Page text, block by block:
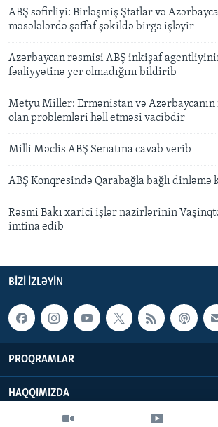
ABŞ səfirliyi: Birləşmiş Ştatlar və
məsələlərdə şəffaf şəkildə birgə işləyir
Azərbaycan rəsmisi ABŞ inkişaf
fəaliyyətinə yer olmadığını bildirib
Metyu Miller: Ermənistan və
olan problemləri həll etməsi vacibdir
Milli Məclis ABŞ Senatına cavab verib
ABŞ Konqresində Qarabağla bağlı
Rəsmi Bakı xarici işlər nazirlərinin
imtina edib
BIZI IZLƏYIN
PROQRAMLAR
HAQQIMIZDA